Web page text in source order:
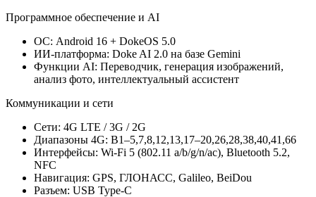
Программное обеспечение и AI
ОС: Android 16 + DokeOS 5.0
ИИ-платформа: Doke AI 2.0 на базе Gemini
Функции AI: Переводчик, генерация изображений,
анализ фото, интеллектуальный ассистент
Коммуникации и сети
Сети: 4G LTE / 3G / 2G
Диапазоны 4G: B1–5,7,8,12,13,17–20,26,28,38,40,41,66
Интерфейсы: Wi-Fi 5 (802.11 a/b/g/n/ac), Bluetooth 5.2,
NFC
Навигация: GPS, ГЛОНАСС, Galileo, BeiDou
Разъем: USB Type-C